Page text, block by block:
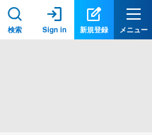
検索 Sign in 新規登録 メニュー